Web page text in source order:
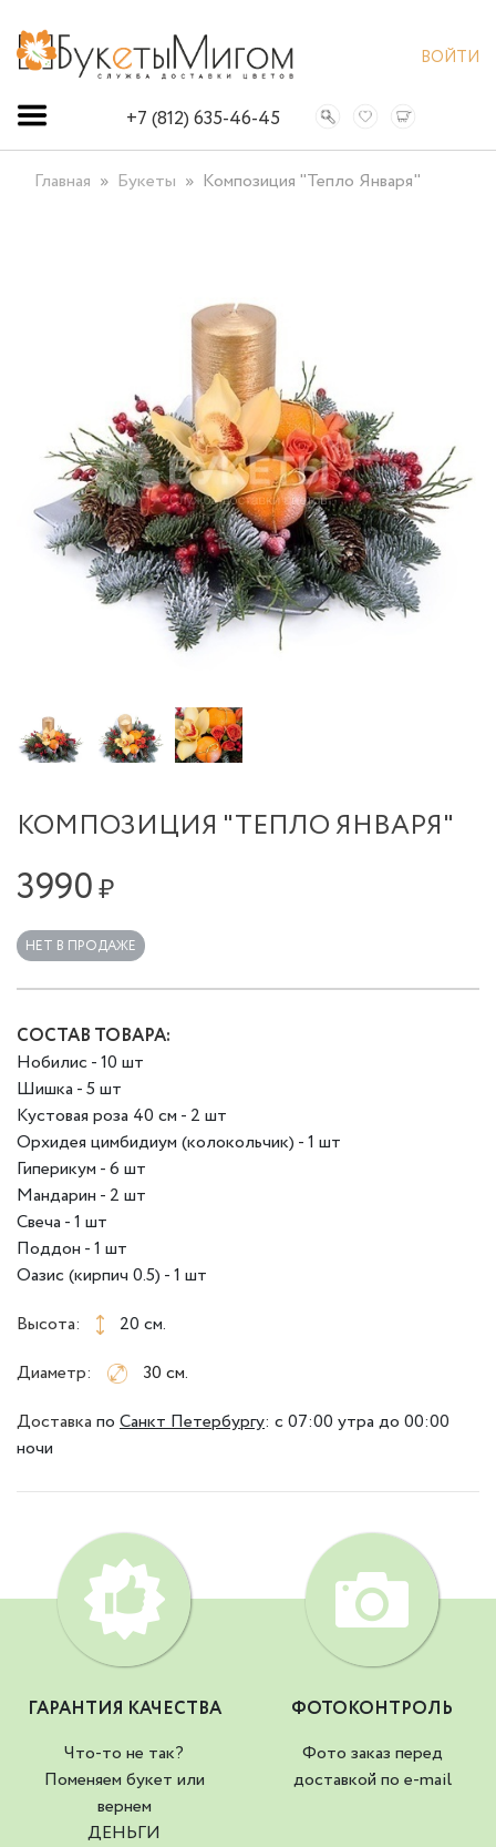
ВОЙТИ
+7 (812) 635-46-45
Главная Букеты Композиция "Тепло Января"
КОМПОЗИЦИЯ "ТЕПЛО ЯНВАРЯ"
3990₽
НЕТ В ПРОДАЖЕ
СОСТАВ ТОВАРА:
Нобилис - 10 шт
Шишка - 5 шт
Кустовая роза 40 см - 2 шт
Орхидея цимбидиум (колокольчик) - 1 шт
Гиперикум - 6 шт
Мандарин - 2 шт
Свеча - 1 шт
Поддон - 1 шт
Оазис (кирпич 0.5) - 1 шт
Высота:
20 см.
Диаметр:
30 см.
Доставка по Санкт Петербургу: с 07:00 утра до 00:00
ночи
ГАРАНТИЯ КАЧЕСТВА
Что-то не так?
Поменяем букет или
вернем
ДЕНЬГИ
ФОТОКОНТРОЛЬ
Фото заказ перед
доставкой по e-mail